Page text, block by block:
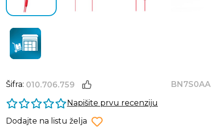
Šifra: 010.706.759
BN7S0AA
Napišite prvu recenziju
Dodajte na listu želja